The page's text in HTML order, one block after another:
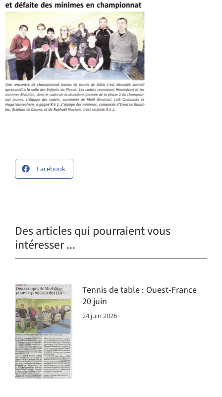
Facebook
Des articles qui pourraient vous
intéresser ...
Tennis de table : Ouest-France
20 juin
24 juin 2026